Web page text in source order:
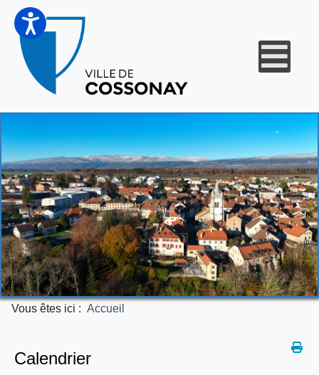
Vous êtes ici : Accueil
Calendrier